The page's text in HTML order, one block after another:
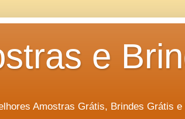
e
Amostras Grátis, Brindes Grátis